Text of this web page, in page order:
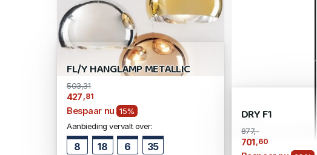
FL/Y HANGLAMP METALLIC
503,31
427 ,81
Bespaar nu 15%
Aanbieding vervalt over:
8 18 6 35
DRY F1
877,-
701 ,60